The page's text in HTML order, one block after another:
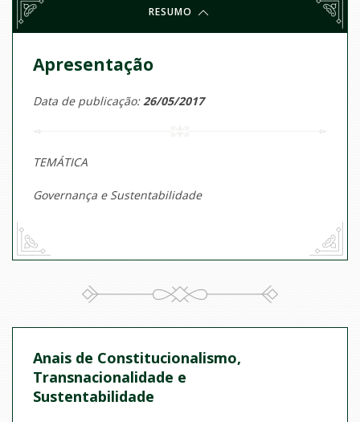
RESUMO
Apresentação
Data de publicação:26/05/2017
TEMÁTICA
Governança e Sustentabilidade
Anais de Constitucionalismo,
Transnacionalidade e
Sustentabilidade